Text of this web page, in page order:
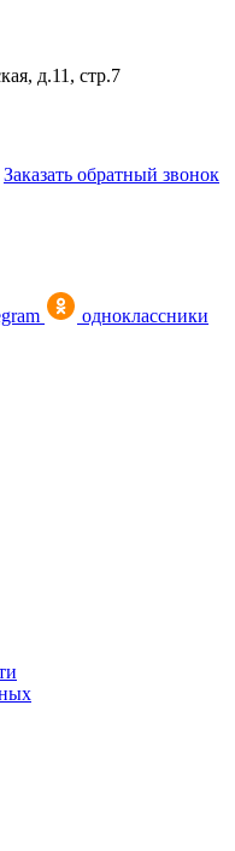
д.11, стр.7
Заказать обратный звонок
одноклассники